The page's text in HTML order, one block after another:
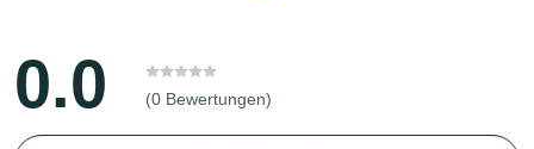
0.0 (0 Bewertungen)